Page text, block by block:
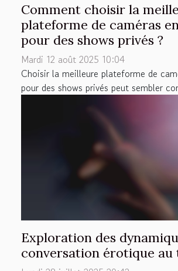
Comment choisir la
plateforme de caméras
pour des shows privés ?
Mardi 12 août 2025 10:04
Choisir la meilleure plateforme de
pour des shows privés peut sembler
Exploration des
conversation érotique au